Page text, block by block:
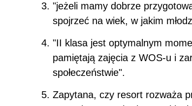
"jeżeli mamy dobrze
spojrzeć na wiek, w jakim
"II klasa jest optymalnym
pamiętają zajęcia z WOS-u i
społeczeństwie".
Zapytana, czy resort rozważa